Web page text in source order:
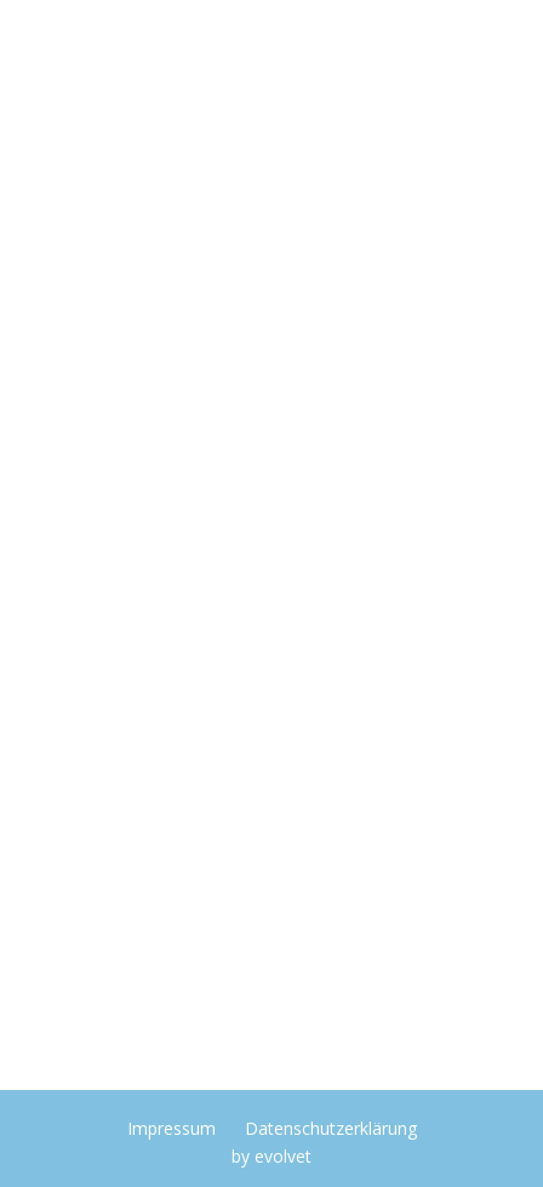
Impressum
Datenschutzerklärung
by evolvet